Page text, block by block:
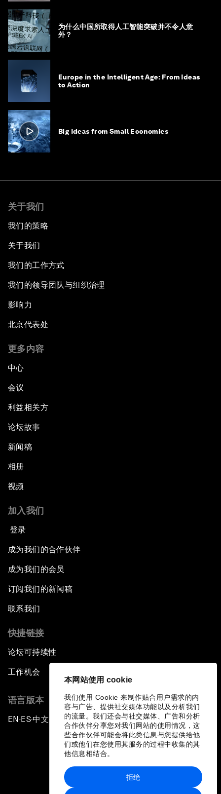
本网站使用 cookie
我们使用 Cookie 来制作贴合用户需求的内
容与广告、提供社交媒体功能以及分析我们
的流量。我们还会与社交媒体、广告和分析
合作伙伴分享您对我们网站的使用情况，这
些合作伙伴可能会将此类信息与您提供给他
们或他们在您使用其服务的过程中收集的其
他信息相结合。
拒绝
为什么中国所取得人工智能突破并不令人意
外？
Europe in the Intelligent Age: From Ideas
to Action
Big Ideas from Small Economies
关于我们
我们的策略
关于我们
我们的工作方式
我们的领导团队与组织治理
影响力
北京代表处
更多内容
中心
会议
利益相关方
论坛故事
新闻稿
相册
视频
加入我们
登录
成为我们的合作伙伴
成为我们的会员
订阅我们的新闻稿
联系我们
快捷链接
论坛可持续性
工作机会
语言版本
EN ▪ ES▪中文▪ 日本語